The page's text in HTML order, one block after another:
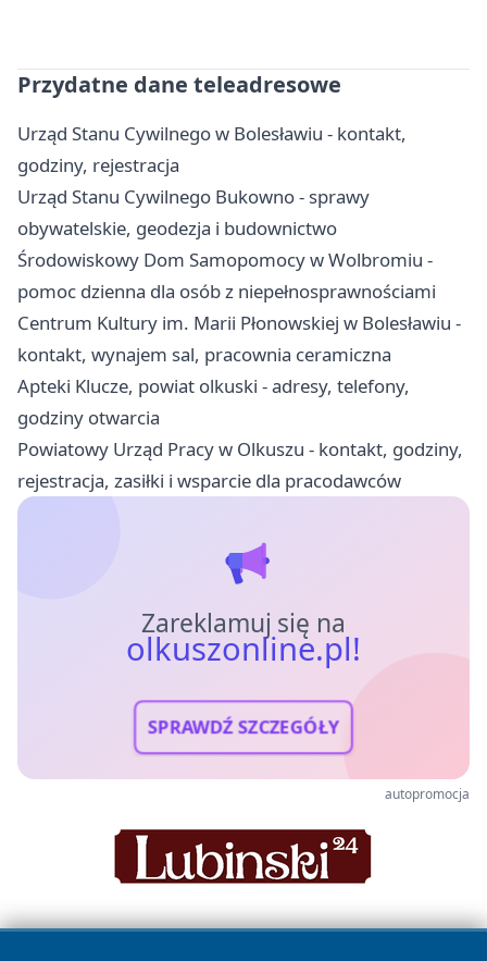
Przydatne dane teleadresowe
Urząd Stanu Cywilnego w Bolesławiu - kontakt,
godziny, rejestracja
Urząd Stanu Cywilnego Bukowno - sprawy
obywatelskie, geodezja i budownictwo
Środowiskowy Dom Samopomocy w Wolbromiu -
pomoc dzienna dla osób z niepełnosprawnościami
Centrum Kultury im. Marii Płonowskiej w Bolesławiu -
kontakt, wynajem sal, pracownia ceramiczna
Apteki Klucze, powiat olkuski - adresy, telefony,
godziny otwarcia
Powiatowy Urząd Pracy w Olkuszu - kontakt, godziny,
rejestracja, zasiłki i wsparcie dla pracodawców
Zareklamuj się na
olkuszonline.pl!
SPRAWDŹ SZCZEGÓŁY
autopromocja